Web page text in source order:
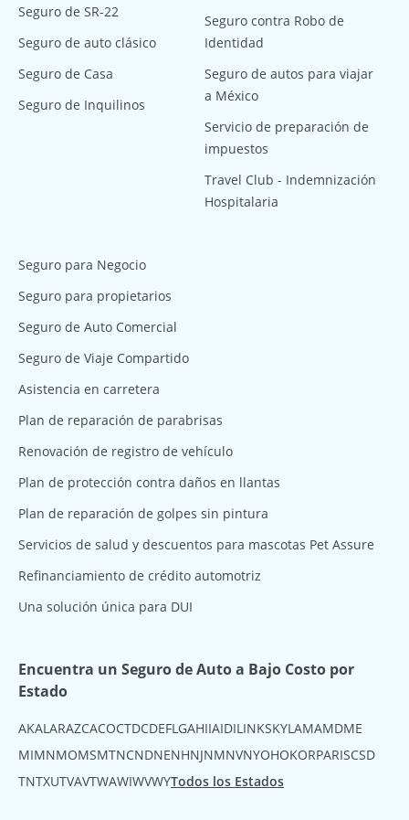
Seguro de SR-22
Seguro de auto clásico
Seguro de Casa
Seguro de Inquilinos
Seguro contra Robo de
Identidad
Seguro de autos para viajar
a México
Servicio de preparación de
impuestos
Travel Club - Indemnización
Hospitalaria
Seguro para Negocio
Seguro para propietarios
Seguro de Auto Comercial
Seguro de Viaje Compartido
Asistencia en carretera
Plan de reparación de parabrisas
Renovación de registro de vehículo
Plan de protección contra daños en llantas
Plan de reparación de golpes sin pintura
Servicios de salud y descuentos para mascotas Pet Assure
Refinanciamiento de crédito automotriz
Una solución única para DUI
Encuentra un Seguro de Auto a Bajo Costo por
Estado
AKALARAZCACOCTDCDEFLGAHIIAIDILINKSKYLAMAMDME
MIMNMOMSMTNCNDNENHNJNMNVNYOHOKORPARISCSD
TNTXUTVAVTWAWIWVWYTodos los Estados